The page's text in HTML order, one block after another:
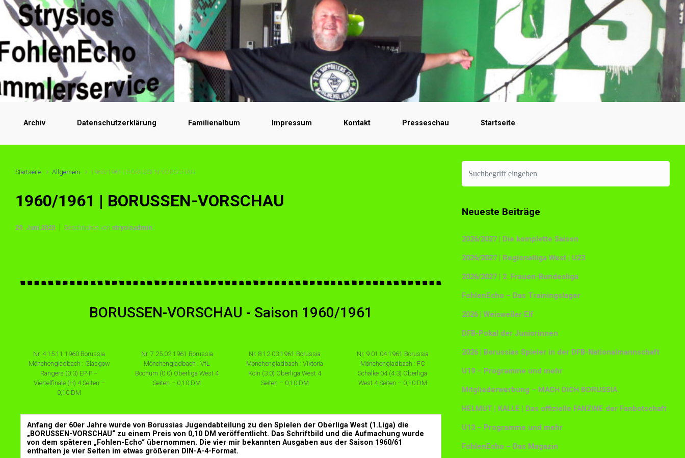
Archiv Datenschutzerklärung Familienalbum Impressum Kontakt Presseschau Startseite
Startseite Allgemein 1960/1961 | BORUSSEN-VORSCHAU
1960/1961 | BORUSSEN-VORSCHAU
29. Juni 2020 Geschrieben von strysioadmin
BORUSSEN-VORSCHAU - Saison 1960/1961
Nr. 4 15.11.1960 Borussia
Mönchengladbach : Glasgow
Rangers (0:3) EP-P –
Viertelfinale (H) 4 Seiten –
0,10 DM
Nr. 7 25.02.1961 Borussia
Mönchengladbach : VfL
Bochum (0:0) Oberliga West 4
Seiten – 0,10 DM
Nr. 8 12.03.1961 Borussia
Mönchengladbach : Viktoria
Köln (3:0) Oberliga West 4
Seiten – 0,10 DM
Nr. 9 01.04.1961 Borussia
Mönchengladbach : FC
Schalke 04 (4:3) Oberliga
West 4 Seiten – 0,10 DM
Anfang der 60er Jahre wurde von Borussias Jugendabteilung zu den Spielen der Oberliga West (1.Liga) die
„BORUSSEN-VORSCHAU“ zu einem Preis von 0,10 DM veröffentlicht. Das Schriftbild und die Aufmachung wurde
von dem späteren „Fohlen-Echo“ übernommen. Die vier mir bekannten Ausgaben aus der Saison 1960/61
enthalten je vier Seiten im etwas größeren DIN-A-4-Format.
Neueste Beiträge
2026/2027 | Die komplette Saison
2026/2027 | Regionalliga West | U23
2026/2027 | 2. Frauen-Bundesliga
FohlenEcho – Das Trainingslager
2026 | Weisweiler Elf
DFB-Pokal der Juniorinnen
2026 | Borussias Spieler in der DFB-Nationalmannschaft
U19 – Programme und mehr
Mitgliederwerbung – MACH DICH BORUSSIA.
HELMUT | KALLE | Das offizielle FANZINE der Fanbotschaft
U13 – Programme und mehr
FohlenEcho – Das Magazin